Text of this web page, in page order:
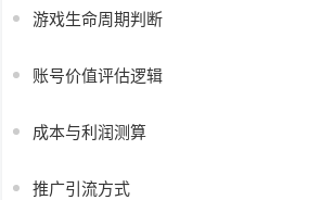
游戏生命周期判断
账号价值评估逻辑
成本与利润测算
推广引流方式